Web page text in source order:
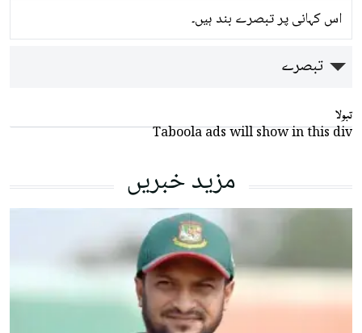
اس کہانی پر تبصرے بند ہیں۔
تبصرے
تبولا
Taboola ads will show in this div
مزید خبریں